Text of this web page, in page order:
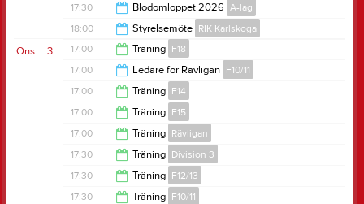
18:30
19:00
17:30 Blodomloppet 2026 A-lag
20:30
18:00 Styrelsemöte RIK Karlskoga
20:00
3
Ons 17:00 Träning F18
18:15
17:00 Ledare för Rävligan F10/11
18:00
17:00 Träning F14
18:30
17:00 Träning F15
18:30
17:00 Träning Rävligan
18:00
17:30 Träning Division 3
19:00
17:30 Träning F12/13
17:30 Träning F10/11